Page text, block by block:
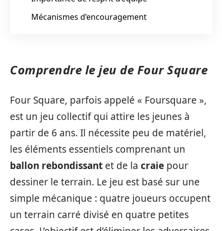
Mécanismes d’encouragement
Comprendre le jeu de Four Square
Four Square, parfois appelé « Foursquare »,
est un jeu collectif qui attire les jeunes à
partir de 6 ans. Il nécessite peu de matériel,
les éléments essentiels comprenant un
ballon rebondissant et de la craie pour
dessiner le terrain. Le jeu est basé sur une
simple mécanique : quatre joueurs occupent
un terrain carré divisé en quatre petites